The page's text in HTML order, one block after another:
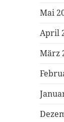
Mai
April
März